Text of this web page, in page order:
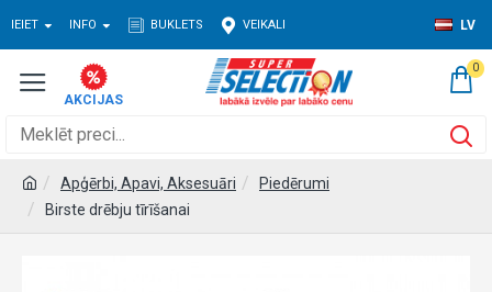
IEIET INFO BUKLETS VEIKALI LV
0
Apģērbi, Apavi, Aksesuāri
Piedērumi
Birste drēbju tīrīšanai